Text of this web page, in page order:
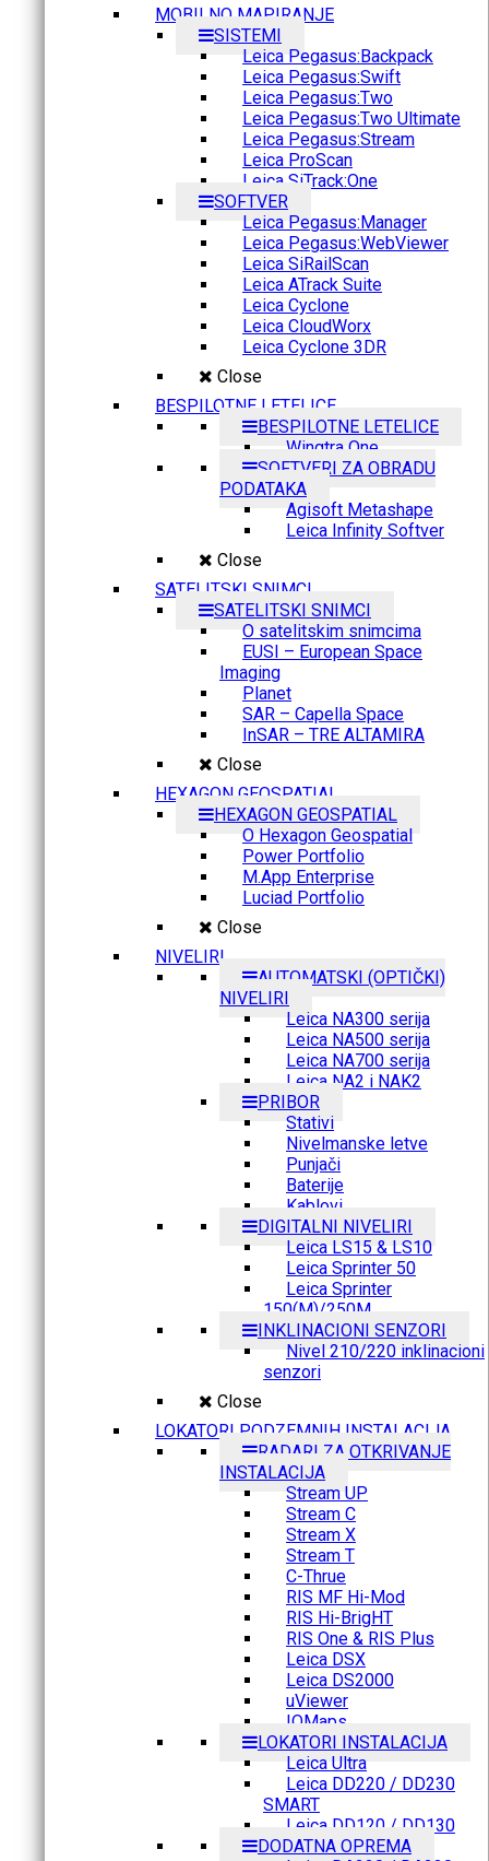
MOBILNO MAPIRANJE
SISTEMI
Leica Pegasus:Backpack
Leica Pegasus:Swift
Leica Pegasus:Two
Leica Pegasus:Two Ultimate
Leica Pegasus:Stream
Leica ProScan
Leica SiTrack:One
SOFTVER
Leica Pegasus:Manager
Leica Pegasus:WebViewer
Leica SiRailScan
Leica ATrack Suite
Leica Cyclone
Leica CloudWorx
Leica Cyclone 3DR
Close
BESPILOTNE LETELICE
BESPILOTNE LETELICE
Wingtra One
SOFTVERI ZA OBRADU
PODATAKA
Agisoft Metashape
Leica Infinity Softver
Close
SATELITSKI SNIMCI
SATELITSKI SNIMCI
O satelitskim snimcima
EUSI – European Space
Imaging
Planet
SAR – Capella Space
InSAR – TRE ALTAMIRA
Close
HEXAGON GEOSPATIAL
HEXAGON GEOSPATIAL
O Hexagon Geospatial
Power Portfolio
M.App Enterprise
Luciad Portfolio
Close
NIVELIRI
AUTOMATSKI (OPTIČKI)
NIVELIRI
Leica NA300 serija
Leica NA500 serija
Leica NA700 serija
Leica NA2 i NAK2
PRIBOR
Stativi
Nivelmanske letve
Punjači
Baterije
Kablovi
DIGITALNI NIVELIRI
Leica LS15 & LS10
Leica Sprinter 50
Leica Sprinter
150(M)/250M
INKLINACIONI SENZORI
Nivel 210/220 inklinacioni
senzori
Close
LOKATORI PODZEMNIH INSTALACIJA
RADARI ZA OTKRIVANJE
INSTALACIJA
Stream UP
Stream C
Stream X
Stream T
C-Thrue
RIS MF Hi-Mod
RIS Hi-BrigHT
RIS One & RIS Plus
Leica DSX
Leica DS2000
uViewer
IQMaps
LOKATORI INSTALACIJA
Leica Ultra
Leica DD220 / DD230
SMART
Leica DD120 / DD130
DODATNA OPREMA